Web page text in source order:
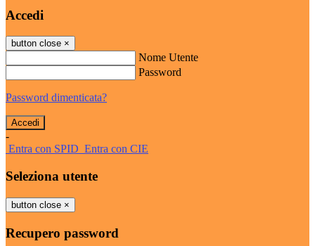
Accedi
button close ×
Nome Utente
Password
Password dimenticata?
-
Entra con SPID Entra con CIE
Seleziona utente
button close ×
Recupero password